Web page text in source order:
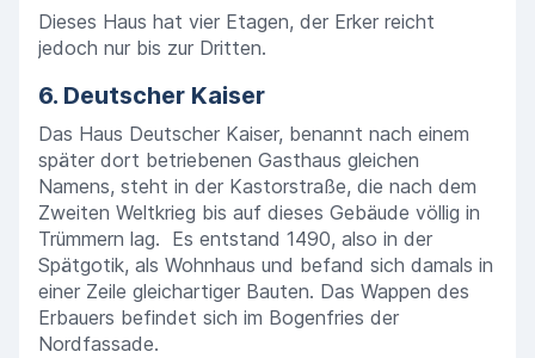
Dieses Haus hat vier Etagen, der Erker reicht
jedoch nur bis zur Dritten.
6. Deutscher Kaiser
Das Haus Deutscher Kaiser, benannt nach einem
später dort betriebenen Gasthaus gleichen
Namens, steht in der Kastorstraße, die nach dem
Zweiten Weltkrieg bis auf dieses Gebäude völlig in
Trümmern lag. Es entstand 1490, also in der
Spätgotik, als Wohnhaus und befand sich damals in
einer Zeile gleichartiger Bauten. Das Wappen des
Erbauers befindet sich im Bogenfries der
Nordfassade.